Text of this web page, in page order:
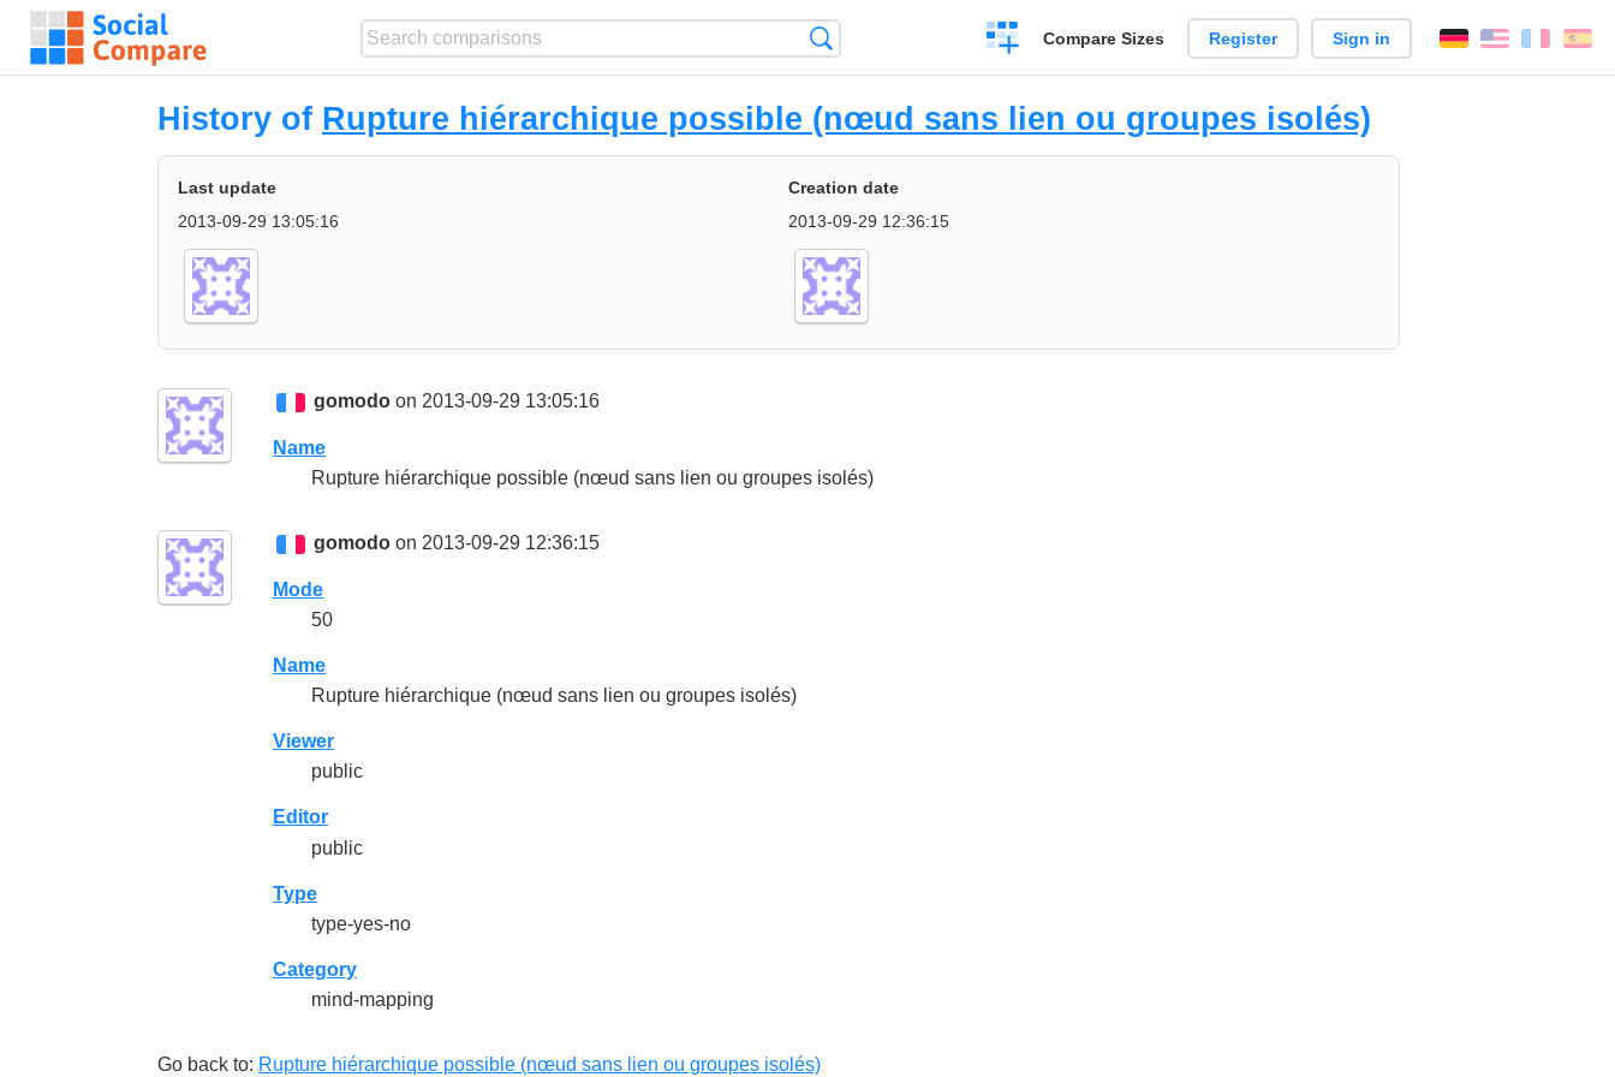
Create
a
comparison
Compare Sizes Register Sign in English
History of Rupture hiérarchique possible (nœud sans lien ou groupes isolés)
Last update
2013-09-29 13:05:16
Creation date
2013-09-29 12:36:15
gomodo on 2013-09-29 13:05:16
Name
Rupture hiérarchique possible (nœud sans lien ou groupes isolés)
gomodo on 2013-09-29 12:36:15
Mode
50
Name
Rupture hiérarchique (nœud sans lien ou groupes isolés)
Viewer
public
Editor
public
Type
type-yes-no
Category
mind-mapping
Go back to: Rupture hiérarchique possible (nœud sans lien ou groupes isolés)